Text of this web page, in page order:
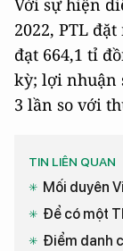
Với sự hiện
2022, PTL
đạt 664,1 tỉ
kỳ; lợi nhuận
3 lần so với
TIN LIÊN QUAN
Mối duyên
Để có một
Điểm danh